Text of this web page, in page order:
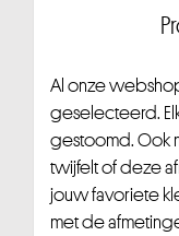
Al onze
geselecteerd.
gestoomd. Ook
twijfelt of deze
jouw favoriete
met de